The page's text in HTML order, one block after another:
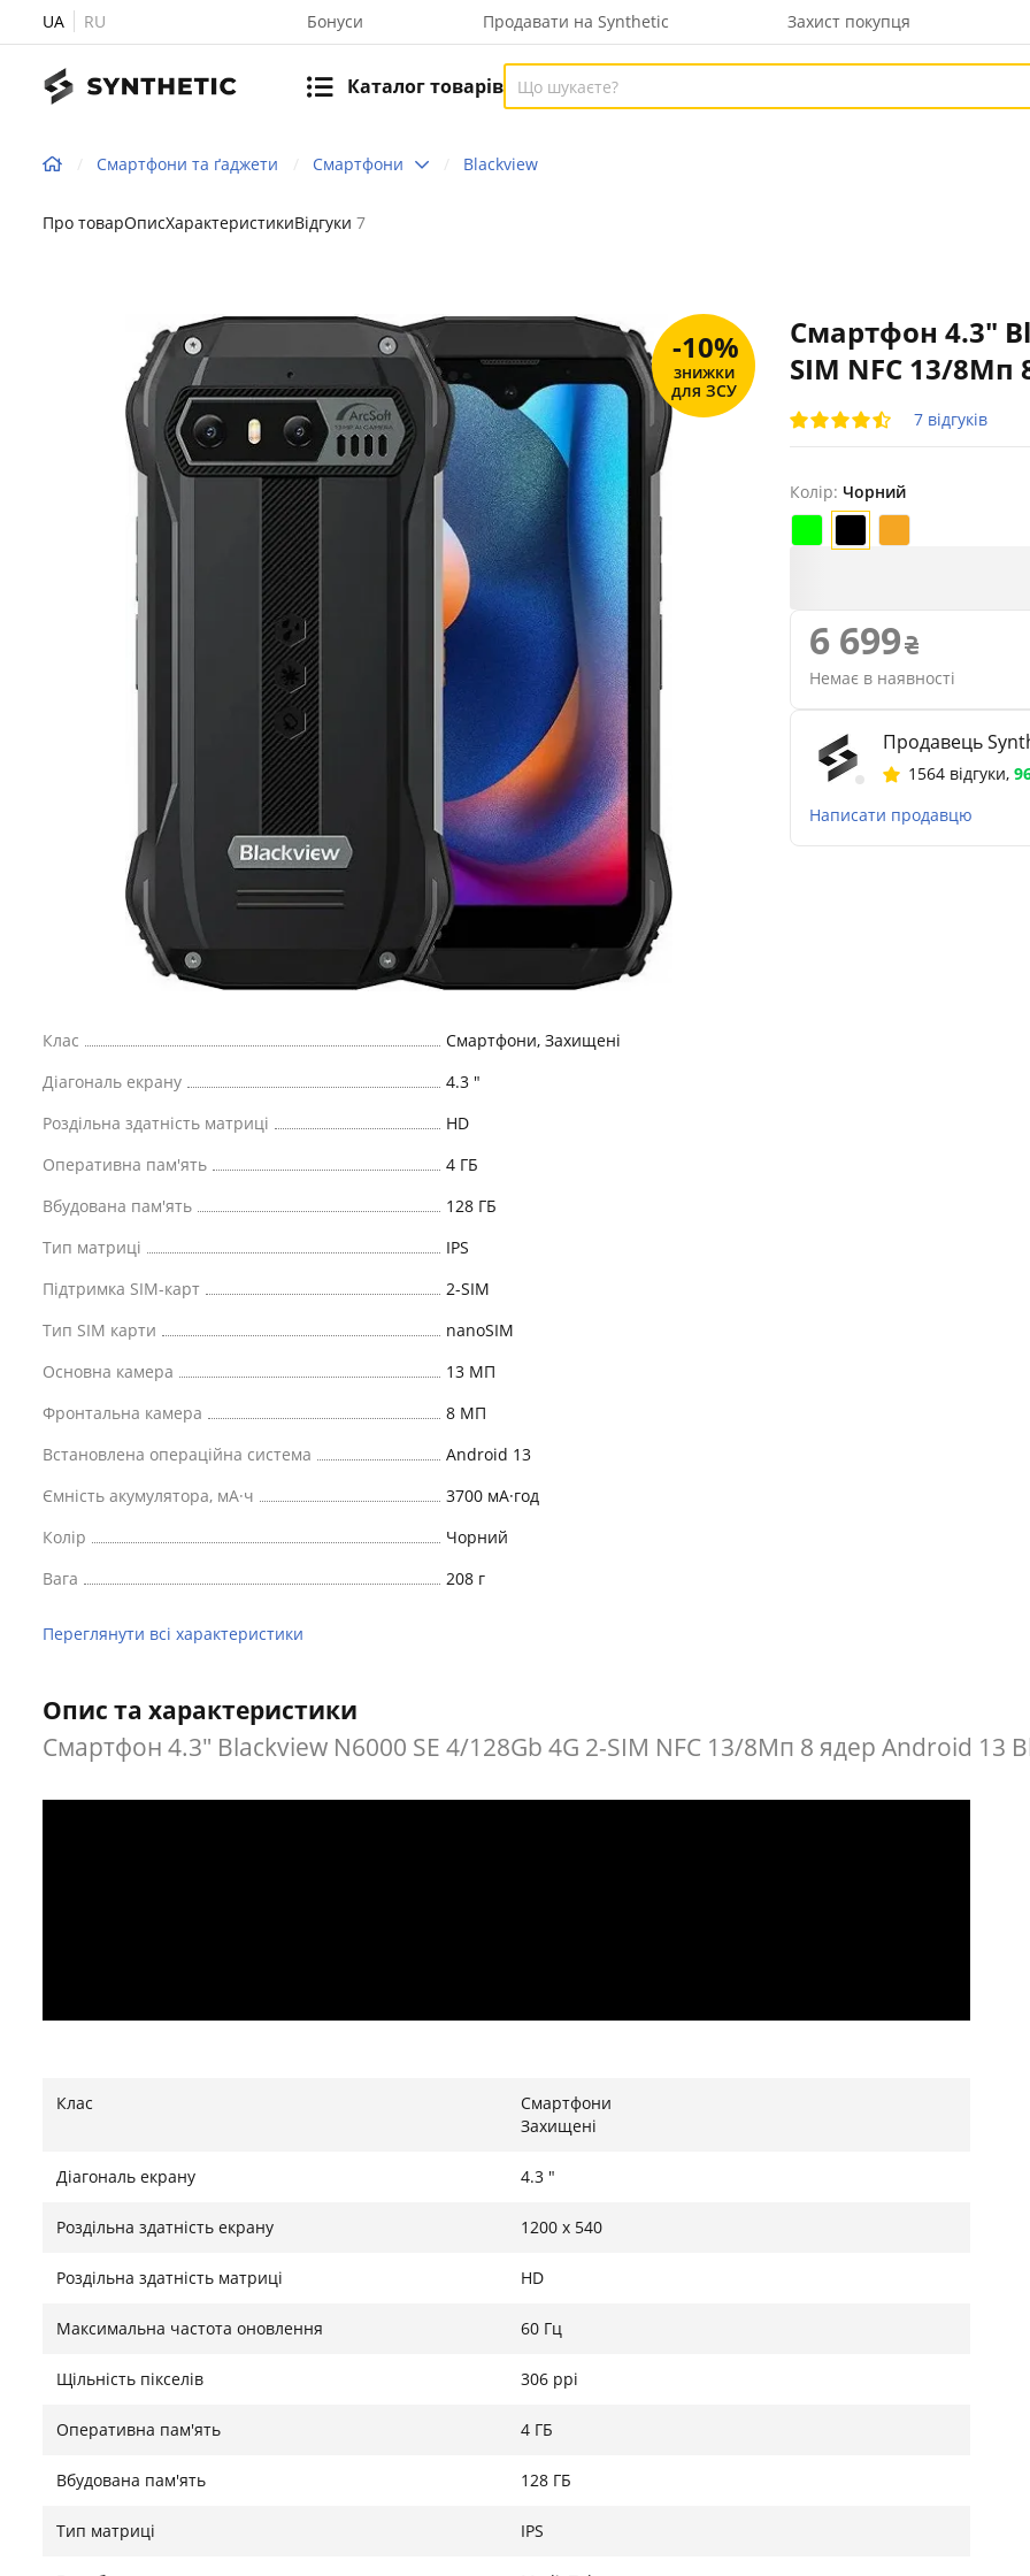
UA RU Бонуси Продавати на Synthetic Захист покупця
Каталог товарів
Смартфони та ґаджети Смартфони Blackview
Про товарОписХарактеристикиВідгуки 7
Смартфон 4.3"
SIM NFC 13/8Мп
7 відгуків
-10%
знижки
для ЗСУ
Клас
Смартфони, Захищені
Діагональ екрану
4.3 "
Роздільна здатність матриці
HD
Оперативна пам'ять
4 ГБ
Вбудована пам'ять
128 ГБ
Тип матриці
IPS
Підтримка SIM-карт
2-SIM
Тип SIM карти
nanoSIM
Основна камера
13 МП
Фронтальна камера
8 МП
Встановлена ​​операційна система
Android 13
Ємність акумулятора, мА·ч
3700 мА·год
Колір
Чорний
Вага
208 г
Переглянути всі характеристики
Колір: Чорний
6 699
Немає в наявності
Продавець
1564 відгуки,
Написати продавцю
Опис та характеристики
Смартфон 4.3" Blackview N6000 SE 4/128Gb 4G 2-SIM NFC 13/8Мп 8 ядер Android 13
Клас
Смартфони
Захищені
Діагональ екрану 4.3 "
Роздільна здатність екрану 1200 х 540
Роздільна здатність матриці HD
Максимальна частота оновлення 60 Гц
Щільність пікселів 306 ppi
Оперативна пам'ять 4 ГБ
Вбудована пам'ять 128 ГБ
Тип матриці IPS